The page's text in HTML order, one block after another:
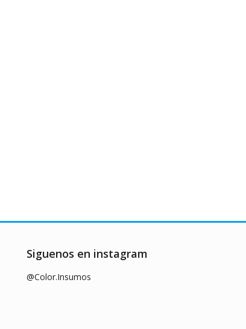
Siguenos en instagram
@Color.Insumos